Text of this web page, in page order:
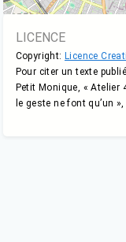
LICENCE
Copyright: Licence
Pour citer un texte
Petit Monique, « Atelier
le geste ne font qu’un